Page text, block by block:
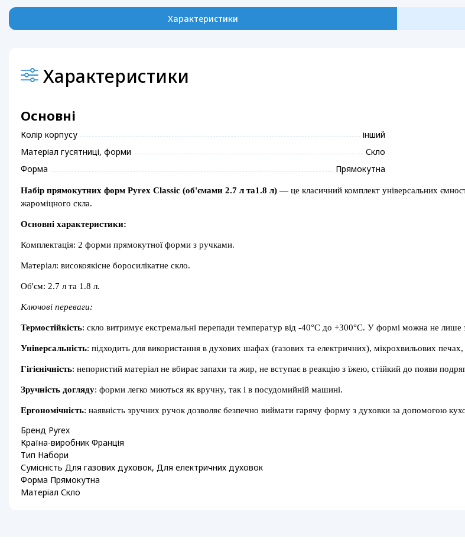
Характеристики
Характеристики
Основні
Колір корпусу
інший
Матеріал гусятниці, форми
Скло
Форма
Прямокутна
Набір прямокутних форм Pyrex Classic (об'ємами 2.7 л та1.8 л) — це класичний комплект універсальних
жароміцного скла.
Основні характеристики:
Комплектація: 2 форми прямокутної форми з ручками.
Матеріал: високоякісне боросилікатне скло.
Об'єм: 2.7 л та 1.8 л.
Ключові переваги:
Термостійкість: скло витримує екстремальні перепади температур від -40°C до +300°C. У формі можна не лише
Універсальність: підходить для використання в духових шафах (газових та електричних), мікрохвильових печах,
Гігієнічність: непористий матеріал не вбирає запахи та жир, не вступає в реакцію з їжею, стійкий до появи
Зручність догляду: форми легко миються як вручну, так і в посудомийній машині.
Ергономічність: наявність зручних ручок дозволяє безпечно виймати гарячу форму з духовки за допомогою
Бренд Pyrex
Країна-виробник Франція
Тип Набори
Сумісність Для газових духовок, Для електричних духовок
Форма Прямокутна
Матеріал Скло